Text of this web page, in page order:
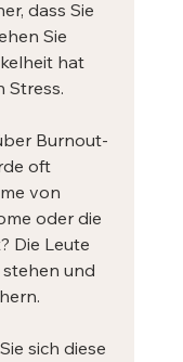
dass Sie
Sie
hat
Stress.
Burnout-
oft
von
oder die
Die Leute
stehen und
sich diese